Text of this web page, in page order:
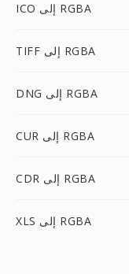
ICO إلى RGBA
TIFF إلى RGBA
DNG إلى RGBA
CUR إلى RGBA
CDR إلى RGBA
XLS إلى RGBA